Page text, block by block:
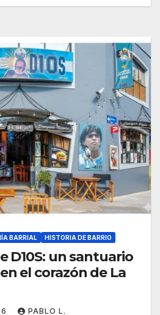
BARRIAL HISTORIA DE BARRIO
D10S: un santuario
el corazón de La
PABLO L.